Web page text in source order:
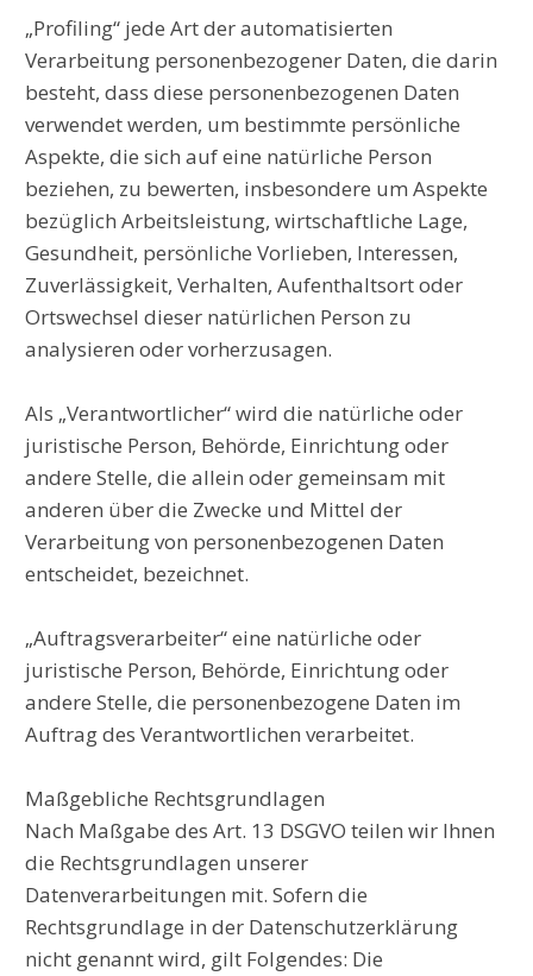
„Profiling“ jede Art der automatisierten
Verarbeitung personenbezogener Daten, die darin
besteht, dass diese personenbezogenen Daten
verwendet werden, um bestimmte persönliche
Aspekte, die sich auf eine natürliche Person
beziehen, zu bewerten, insbesondere um Aspekte
bezüglich Arbeitsleistung, wirtschaftliche Lage,
Gesundheit, persönliche Vorlieben, Interessen,
Zuverlässigkeit, Verhalten, Aufenthaltsort oder
Ortswechsel dieser natürlichen Person zu
analysieren oder vorherzusagen.
Als „Verantwortlicher“ wird die natürliche oder
juristische Person, Behörde, Einrichtung oder
andere Stelle, die allein oder gemeinsam mit
anderen über die Zwecke und Mittel der
Verarbeitung von personenbezogenen Daten
entscheidet, bezeichnet.
„Auftragsverarbeiter“ eine natürliche oder
juristische Person, Behörde, Einrichtung oder
andere Stelle, die personenbezogene Daten im
Auftrag des Verantwortlichen verarbeitet.
Maßgebliche Rechtsgrundlagen
Nach Maßgabe des Art. 13 DSGVO teilen wir Ihnen
die Rechtsgrundlagen unserer
Datenverarbeitungen mit. Sofern die
Rechtsgrundlage in der Datenschutzerklärung
nicht genannt wird, gilt Folgendes: Die